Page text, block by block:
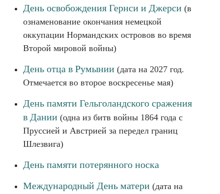
День освобождения Гернси и Джерси (в
ознаменование окончания немецкой
оккупации Нормандских островов во время
Второй мировой войны)
День отца в Румынии (дата на 2027 год.
Отмечается во второе воскресенье мая)
День памяти Гельголандского сражения
в Дании (одна из битв войны 1864 года с
Пруссией и Австрией за передел границ
Шлезвига)
День памяти потерянного носка
Международный День матери (дата на